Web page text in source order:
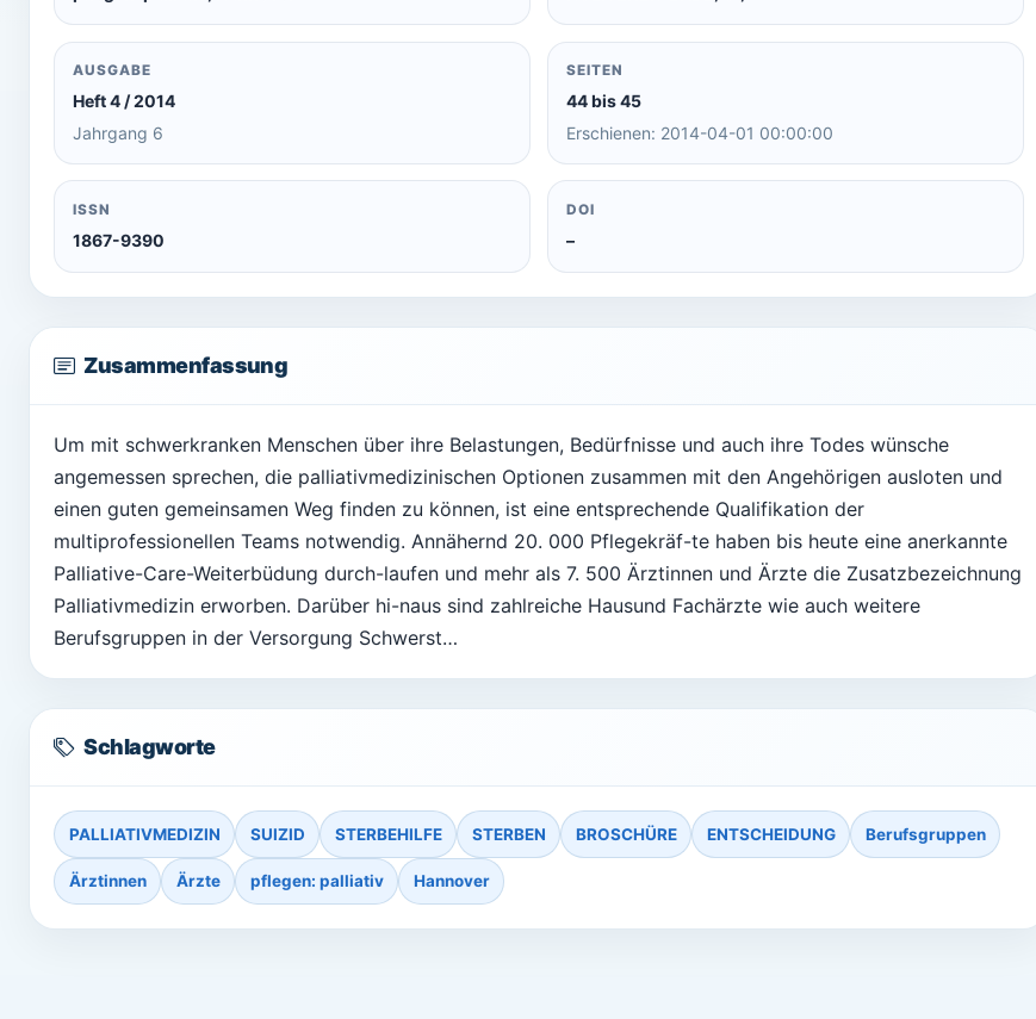
AUSGABE
Heft 4 / 2014
Jahrgang 6
SEITEN
44 bis 45
Erschienen: 2014-04-01 00:00:00
ISSN
1867-9390
DOI
–
Zusammenfassung
Um mit schwerkranken Menschen über ihre Belastungen, Bedürfnisse und auch ihre Todes wünsche
angemessen sprechen, die palliativmedizinischen Optionen zusammen mit den Angehörigen ausloten und
einen guten gemeinsamen Weg finden zu können, ist eine entsprechende Qualifikation der
multiprofessionellen Teams notwendig. Annähernd 20. 000 Pflegekräf-te haben bis heute eine anerkannte
Palliative-Care-Weiterbüdung durch-laufen und mehr als 7. 500 Ärztinnen und Ärzte die Zusatzbezeichnung
Palliativmedizin erworben. Darüber hi-naus sind zahlreiche Hausund Fachärzte wie auch weitere
Berufsgruppen in der Versorgung Schwerst…
Schlagworte
PALLIATIVMEDIZIN SUIZID STERBEHILFE STERBEN BROSCHÜRE ENTSCHEIDUNG Berufsgruppen
Ärztinnen Ärzte pflegen: palliativ Hannover